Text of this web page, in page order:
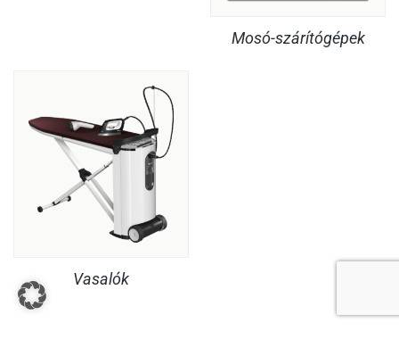
Mosó-szárítógépek
Vasalók